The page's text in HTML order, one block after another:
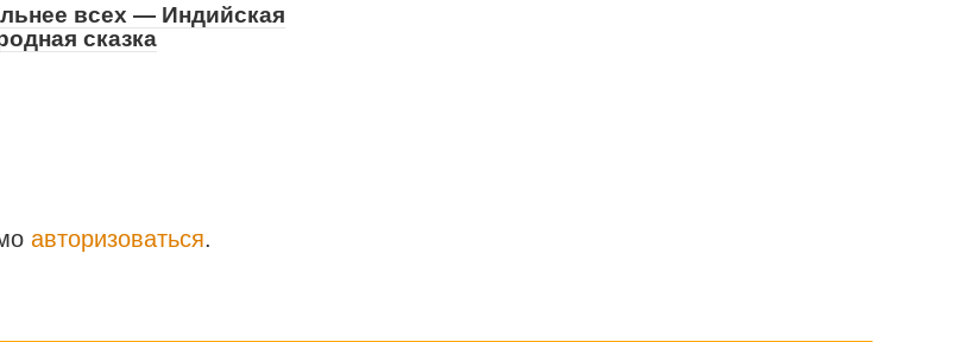
всех — Индийская
сказка
авторизоваться.